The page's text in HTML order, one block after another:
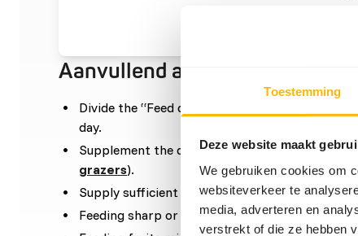
Toestemming
Deze website maakt
We gebruiken cookies om
websiteverkeer te
media, adverteren en
verstrekt of die ze hebben
Aanvullend advies
Divide the “Feed quantity per day” over at
day.
Supplement the diet with ad libitumgrass (
grazers).
Supply sufficient vitamin E by feeding
Feeding sharp or coarse feed might cause oral